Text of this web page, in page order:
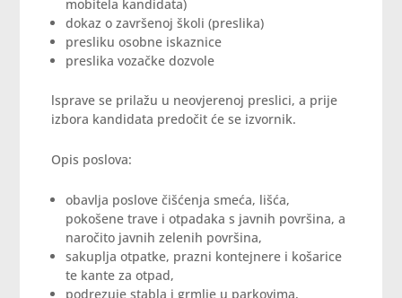
mobitela kandidata)
dokaz o završenoj školi (preslika)
presliku osobne iskaznice
preslika vozačke dozvole
lsprave se prilažu u neovjerenoj preslici, a prije
izbora kandidata predočit će se izvornik.
Opis poslova:
obavlja poslove čišćenja smeća, lišća,
pokošene trave i otpadaka s javnih površina, a
naročito javnih zelenih površina,
sakuplja otpatke, prazni kontejnere i košarice
te kante za otpad,
podrezuje stabla i grmlje u parkovima,